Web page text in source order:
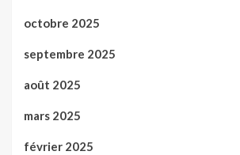
octobre 2025
septembre 2025
août 2025
mars 2025
février 2025